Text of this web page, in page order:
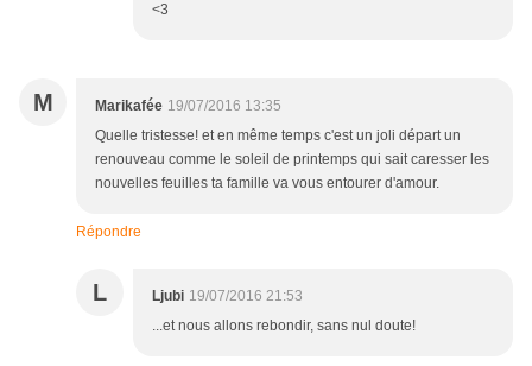
<3
M Marikafée 19/07/2016 13:35
Quelle tristesse! et en même temps c'est un joli départ un
renouveau comme le soleil de printemps qui sait caresser les
nouvelles feuilles ta famille va vous entourer d'amour.
Répondre
L Ljubi 19/07/2016 21:53
...et nous allons rebondir, sans nul doute!